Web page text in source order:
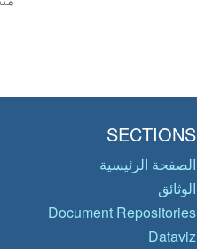
SECTIONS
الصفحة الرئيسية
الوثائق
Document Repositories
Dataviz